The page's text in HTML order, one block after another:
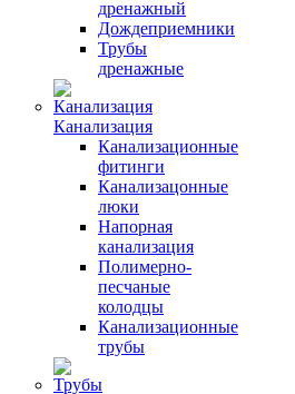
дренажный
Дождеприемники
Трубы
дренажные
Канализация
Канализационные
фитинги
Канализацонные
люки
Напорная
канализация
Полимерно-
песчаные
колодцы
Канализационные
трубы